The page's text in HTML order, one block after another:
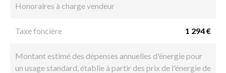
Honoraires à charge vendeur
Taxe foncière 1 294 €
Montant estimé des dépenses annuelles d'énergie pour
un usage standard, établie à partir des prix de l'énergie de